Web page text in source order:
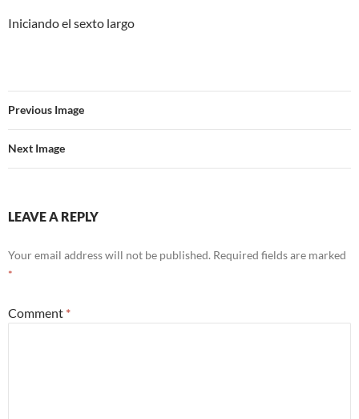
Iniciando el sexto largo
Previous Image
Next Image
LEAVE A REPLY
Your email address will not be published. Required fields are marked
*
Comment *